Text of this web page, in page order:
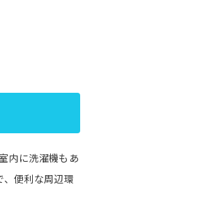
内に洗濯機もあ
便利な周辺環